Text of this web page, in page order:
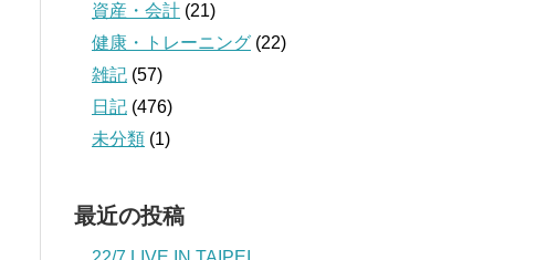
資産・会計 (21)
健康・トレーニング (22)
雑記 (57)
日記 (476)
未分類 (1)
最近の投稿